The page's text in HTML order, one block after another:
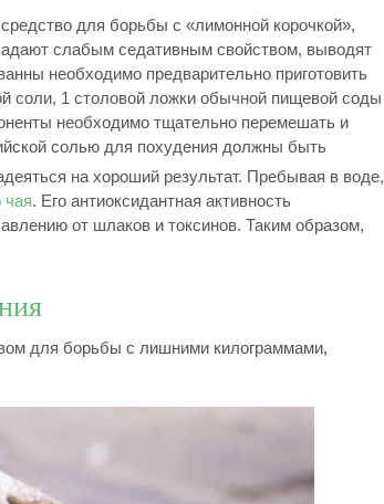
для борьбы с «лимонной корочкой»,
слабым седативным свойством, выводят
необходимо предварительно приготовить
соли, 1 столовой ложки обычной пищевой соды
необходимо тщательно перемешать и
солью для похудения должны быть
на хороший результат. Пребывая в воде,
чая. Его антиоксидантная активность
от шлаков и токсинов. Таким образом,
для борьбы с лишними килограммами,